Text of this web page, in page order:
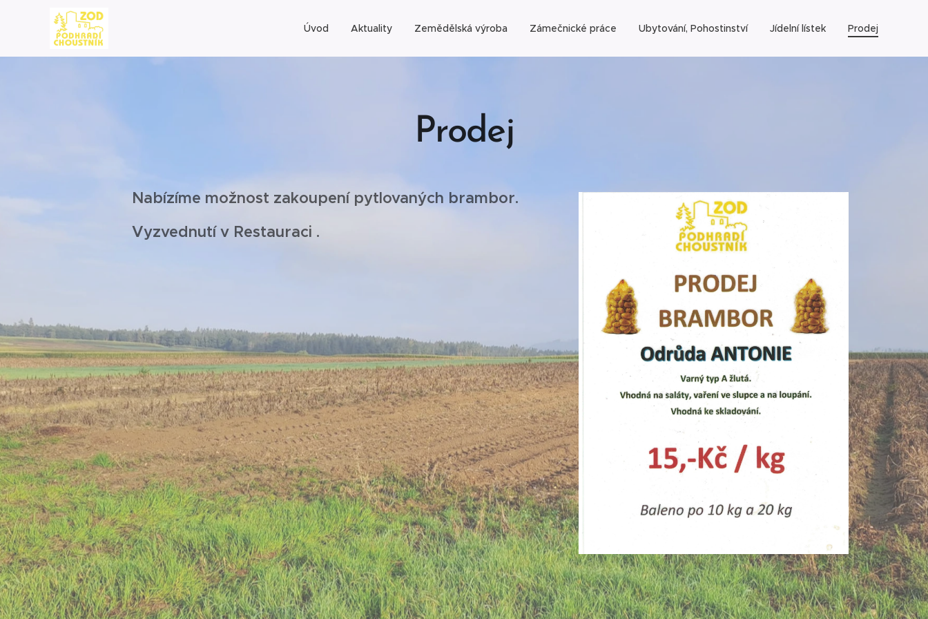
Úvod Aktuality Zemědělská výroba Zámečnické práce Ubytování, Pohostinství Jídelní lístek Prodej
Prodej
Nabízíme možnost zakoupení pytlovaných brambor.
Vyzvednutí v Restauraci .